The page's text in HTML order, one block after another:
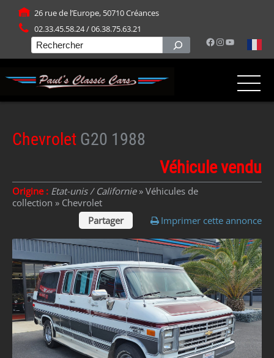
26 rue de l’Europe, 50710 Créances
02.33.45.58.24 / 06.38.75.63.21
Facebook
Instagram
YouTube
Rechercher
Chevrolet G20 1988
Véhicule vendu
Origine : Etat-unis / Californie» Véhicules de
collection » Chevrolet
Partager
Imprimer cette annonce
Panneau de gestion des cookies